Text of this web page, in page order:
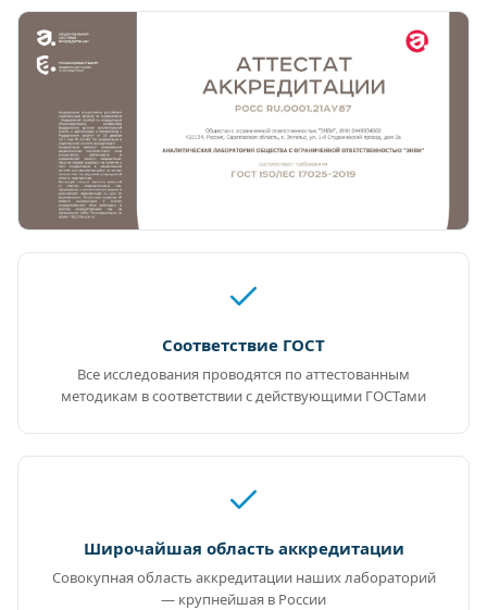
Соответствие ГОСТ
Все исследования проводятся по аттестованным
методикам в соответствии с действующими ГОСТами
Широчайшая область аккредитации
Совокупная область аккредитации наших лабораторий
— крупнейшая в России